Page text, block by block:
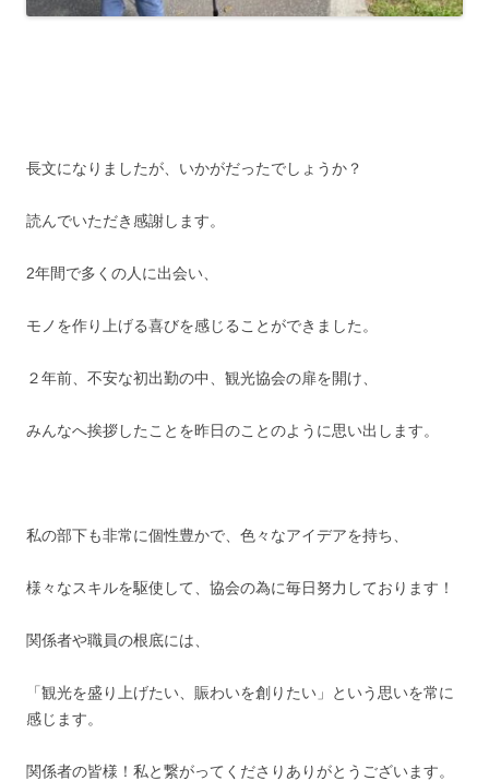
長文になりましたが、いかがだったでしょうか？
読んでいただき感謝します。
2年間で多くの人に出会い、
モノを作り上げる喜びを感じることができました。
２年前、不安な初出勤の中、観光協会の扉を開け、
みんなへ挨拶したことを昨日のことのように思い出します。
私の部下も非常に個性豊かで、色々なアイデアを持ち、
様々なスキルを駆使して、協会の為に毎日努力しております！
関係者や職員の根底には、
「観光を盛り上げたい、賑わいを創りたい」という思いを常に
感じます。
関係者の皆様！私と繋がってくださりありがとうございます。